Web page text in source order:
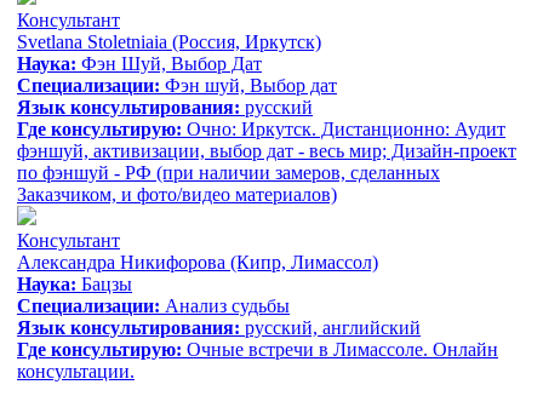
Консультант
Svetlana Stoletniaia (Россия, Иркутск)
Наука: Фэн Шуй, Выбор Дат
Специализации: Фэн шуй, Выбор дат
Язык консультирования: русский
Где консультирую: Очно: Иркутск. Дистанционно: Аудит
фэншуй, активизации, выбор дат - весь мир; Дизайн-проект
по фэншуй - РФ (при наличии замеров, сделанных
Заказчиком, и фото/видео материалов)
Консультант
Александра Никифорова (Кипр, Лимассол)
Наука: Бацзы
Специализации: Анализ судьбы
Язык консультирования: русский, aнглийский
Где консультирую: Очные встречи в Лимассоле. Онлайн
консультации.